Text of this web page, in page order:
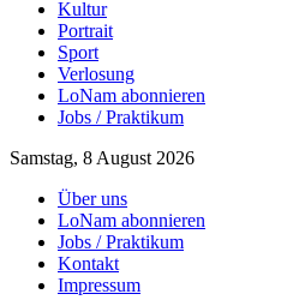
Kultur
Portrait
Sport
Verlosung
LoNam abonnieren
Jobs / Praktikum
Samstag, 8 August 2026
Über uns
LoNam abonnieren
Jobs / Praktikum
Kontakt
Impressum